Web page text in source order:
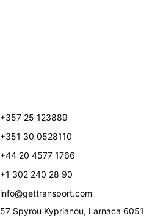
+357 25 123889
+351 30 0528110
+44 20 4577 1766
+1 302 240 28 90
info@gettransport.com
57 Spyrou Kyprianou, Larnaca 6051